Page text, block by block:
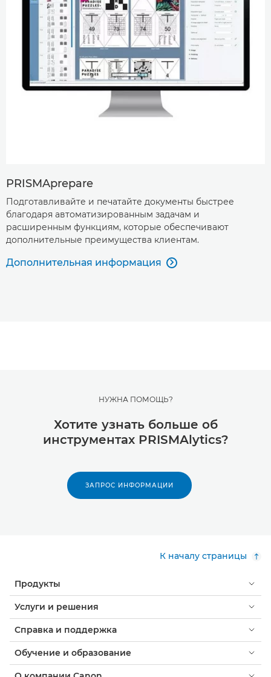
PRISMAprepare
Подготавливайте и печатайте документы быстрее
благодаря автоматизированным задачам и
расширенным функциям, которые обеспечивают
дополнительные преимущества клиентам.
Дополнительная информация 
НУЖНА ПОМОЩЬ?
Хотите узнать больше об
инструментах PRISMAlytics?
ЗАПРОС ИНФОРМАЦИИ
К началу страницы
Продукты
Услуги и решения
Справка и поддержка
Обучение и образование